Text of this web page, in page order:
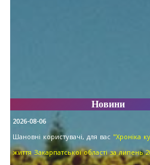
Новини
2026-08-06
Шановні користувачі, для вас "Хроніка
життя Закарпатської області за липень